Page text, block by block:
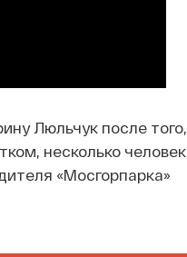
Люльчук после того,
несколько человек
«Мосгорпарка»